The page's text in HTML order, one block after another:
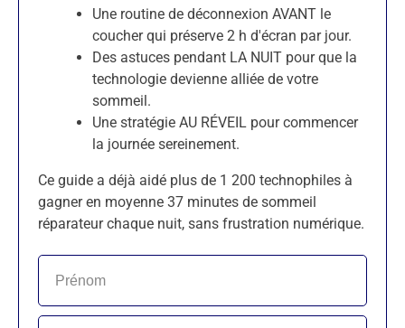
Une routine de déconnexion AVANT le
coucher qui préserve 2 h d'écran par jour.
Des astuces pendant LA NUIT pour que la
technologie devienne alliée de votre
sommeil.
Une stratégie AU RÉVEIL pour commencer
la journée sereinement.
Ce guide a déjà aidé plus de 1 200 technophiles à
gagner en moyenne 37 minutes de sommeil
réparateur chaque nuit, sans frustration numérique.